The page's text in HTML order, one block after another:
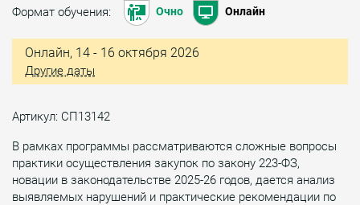
Формат обучения: Очно Онлайн
Онлайн, 14 - 16 октября 2026
Другие даты
Артикул: СП13142
В рамках программы рассматриваются сложные вопросы
практики осуществления закупок по закону 223-ФЗ,
новации в законодательстве 2025-26 годов, дается анализ
выявляемых нарушений и практические рекомендации по